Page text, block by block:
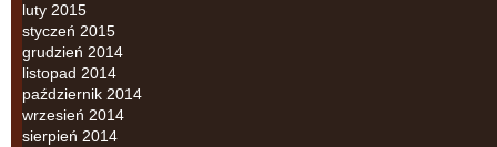
luty 2015
styczeń 2015
grudzień 2014
listopad 2014
październik 2014
wrzesień 2014
sierpień 2014